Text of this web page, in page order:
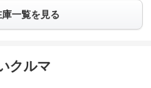
一覧を見る
クルマ